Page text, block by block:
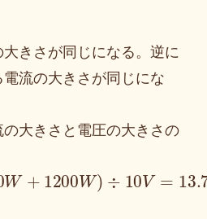
きさが同じになる。逆に
流の大きさが同じにな
大きさと電圧の大きさの
+1200W)÷10V 13.7A 15A